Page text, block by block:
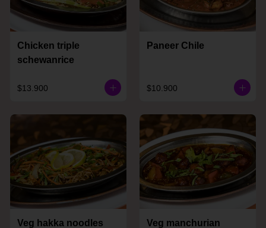
Chicken triple
schewanrice
$13.900
Paneer Chile
$10.900
Veg hakka noodles Veg manchurian